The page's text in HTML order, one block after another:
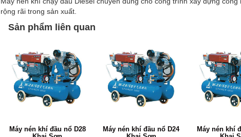
rộng rãi trong sản xuất.
Sản phẩm liên quan
Máy nén khí đầu nổ D28
Máy nén khí đầu nổ D24
Máy nén khí